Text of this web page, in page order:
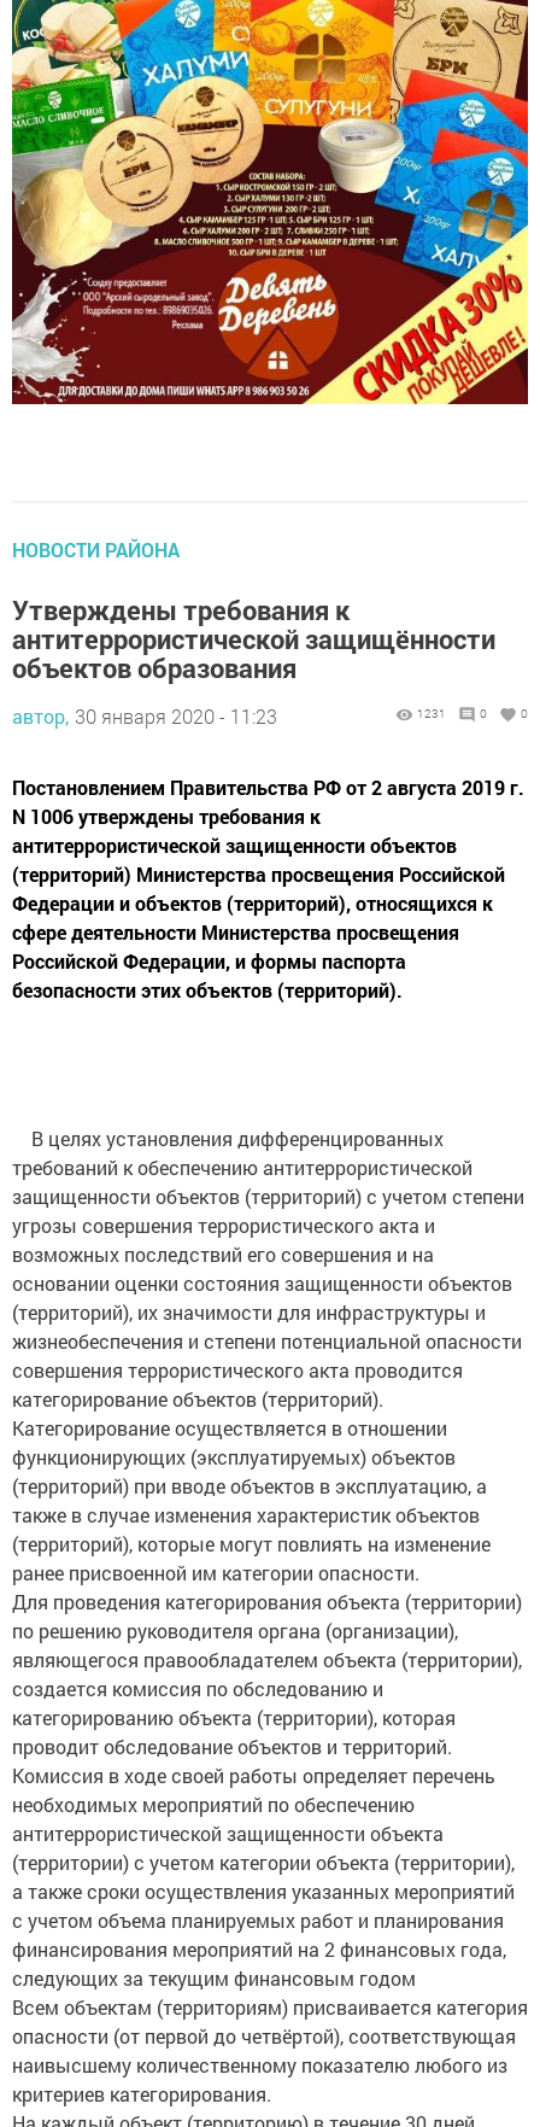
НОВОСТИ РАЙОНА
Утверждены требования к
антитеррористической защищённости
объектов образования
N 1006 утверждены требования к
антитеррористической защищенности объектов
(территорий) Министерства просвещения Российской
Федерации и объектов (территорий), относящихся к
сфере деятельности Министерства просвещения
Российской Федерации, и формы паспорта
безопасности этих объектов (территорий).
требований к обеспечению антитеррористической
защищенности объектов (территорий) с учетом степени
угрозы совершения террористического акта и
возможных последствий его совершения и на
основании оценки состояния защищенности объектов
(территорий), их значимости для инфраструктуры и
жизнеобеспечения и степени потенциальной опасности
совершения террористического акта проводится
категорирование объектов (территорий).
Категорирование осуществляется в отношении
функционирующих (эксплуатируемых) объектов
(территорий) при вводе объектов в эксплуатацию, а
также в случае изменения характеристик объектов
(территорий), которые могут повлиять на изменение
ранее присвоенной им категории опасности.
Для проведения категорирования объекта (территории)
по решению руководителя органа (организации),
являющегося правообладателем объекта (территории),
создается комиссия по обследованию и
категорированию объекта (территории), которая
проводит обследование объектов и территорий.
Комиссия в ходе своей работы определяет перечень
необходимых мероприятий по обеспечению
антитеррористической защищенности объекта
(территории) с учетом категории объекта (территории),
а также сроки осуществления указанных мероприятий
с учетом объема планируемых работ и планирования
финансирования мероприятий на 2 финансовых года,
следующих за текущим финансовым годом
Всем объектам (территориям) присваивается категория
опасности (от первой до четвёртой), соответствующая
наивысшему количественному показателю любого из
критериев категорирования.
На каждый объект (территорию) в течение 30 дней